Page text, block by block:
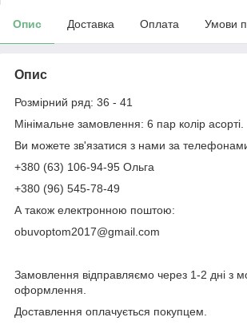
Опис Доставка Оплата Умови
Опис
Розмірний ряд: 36 - 41
Мінімальне замовлення: 6 пар колір асорті.
Ви можете зв'язатися з нами за
+380 (63) 106-94-95 Ольга
+380 (96) 545-78-49
А також електронною поштою:
obuvoptom2017@gmail.com
Замовлення відправляємо через 1-2 дні з
оформлення.
Доставлення оплачується покупцем.